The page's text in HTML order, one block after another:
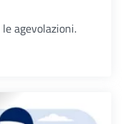
agevolazioni.